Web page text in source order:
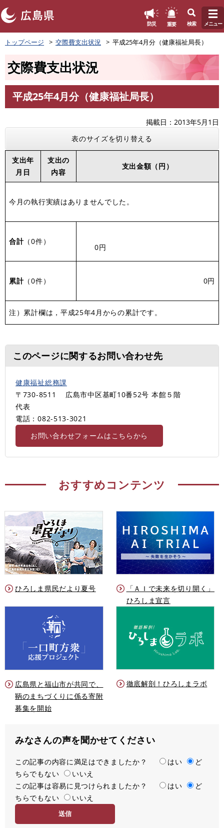
ペ
ー
頭
す
防災 重要 検索 メニュー
トップページ 交際費支出状況 平成25年4月分（健康福祉局長）
交際費支出状況
文
平成25年4月分（健康福祉局長）
掲載日
2013年5月1日
表のサイズを切り替える
支出年
月日
支出の
内容
支出金額（円）
今月の執行実績はありませんでした。
合計（0件）
0円
累計（0件） 0円
注）累計欄は，平成25年4月からの累計です。
このページに関するお問い合わせ先
健康福祉総務課
〒730-8511
広島市中区基町10番52号 本館５階
代表
電話：082-513‐3021
お問い合わせフォームはこちらから
おすすめコンテンツ
ひろしま県民だより夏号
「ＡＩで未来を切り開く」
ひろしま宣言
広島県と福山市が共同で、
鞆のまちづくりに係る寄附
募集を開始
徹底解剖！ひろしまラボ
みなさんの声を聞かせてください
満
足
度
この記事の内容に満足はできましたか？ はい
ど
ちらでもない
いいえ
容
易
この記事は容易に見つけられましたか？ はい
ど
ちらでもない
いいえ